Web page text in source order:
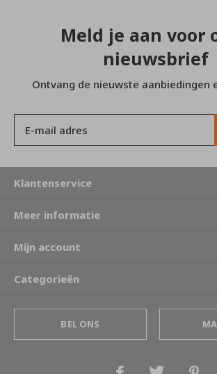
Meld je aan voor
nieuwsbrief
Ontvang de nieuwste aanbiedingen
Klantenservice
Meer informatie
Mijn account
Categorieën
BEL ONS